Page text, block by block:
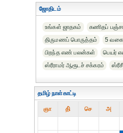
ஜோதிடம்
உங்கள் ஜாதகம்
கணிதப்
திருமணப் பொருத்தம்
5 வகை
பிறந்த எண் பலன்கள்
பெயர்
ஸ்ரீராமர் ஆரூடச் சக்கரம்
தமிழ் நாள்காட்டி
ஞா தி் செ அ